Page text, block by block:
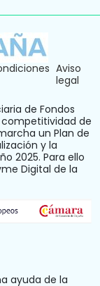
Aviso
legal
de Fondos
competitividad de
un Plan de
y la
2025. Para ello
Digital de la
ayuda de la